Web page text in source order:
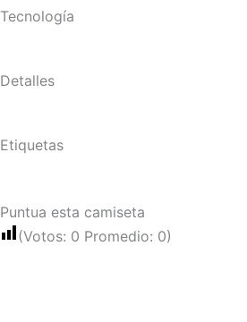
Tecnología
Detalles
Etiquetas
Puntua esta camiseta
(Votos: 0 Promedio: 0)